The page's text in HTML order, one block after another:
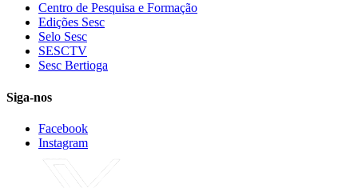
Centro de Pesquisa e Formação
Edições Sesc
Selo Sesc
SESCTV
Sesc Bertioga
Siga-nos
Facebook
Instagram